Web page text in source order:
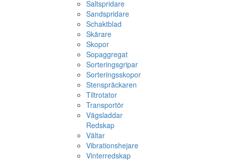
Saltspridare
Sandspridare
Schaktblad
Skärare
Skopor
Sopaggregat
Sorteringsgripar
Sorteringsskopor
Stenspräckaren
Tiltrotator
Transportör
Vägsladdar
Redskap
Vältar
Vibrationshejare
Vinterredskap